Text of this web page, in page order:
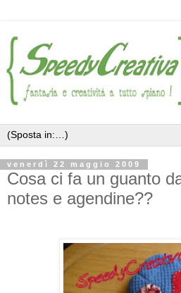
venerdì 22 maggio 2009
Cosa ci fa un guanto
notes e agendine??